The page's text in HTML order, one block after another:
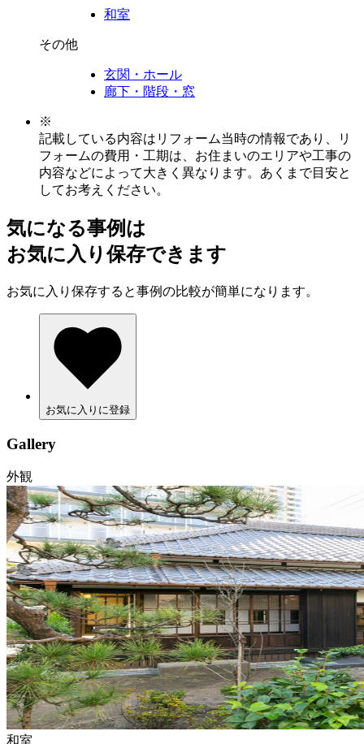
和室
その他
玄関・ホール
廊下・階段・窓
※
記載している内容はリフォーム当時の情報であり、リ
フォームの費用・工期は、お住まいのエリアや工事の
内容などによって大きく異なります。あくまで目安と
してお考えください。
気になる事例は
お気に入り保存できます
お気に入り保存すると事例の比較が簡単になります。
お気に入りに登録
Gallery
外観
和室